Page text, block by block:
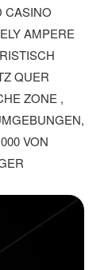
T
AMPERE F
H
M
ZONE , E
D
VON B
Ü